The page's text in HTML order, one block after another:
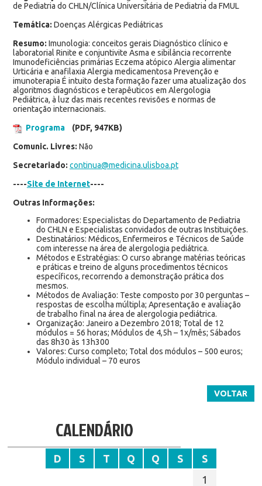
de Pediatria do CHLN/Clínica Universitária de Pediatria da FMUL
Temática: Doenças Alérgicas Pediátricas
Resumo: Imunologia: conceitos gerais Diagnóstico clínico e
laboratorial Rinite e conjuntivite Asma e sibilância recorrente
Imunodeficiências primárias Eczema atópico Alergia alimentar
Urticária e anafilaxia Alergia medicamentosa Prevenção e
imunoterapia É intuito desta formação fazer uma atualização dos
algoritmos diagnósticos e terapêuticos em Alergologia
Pediátrica, à luz das mais recentes revisões e normas de
orientação internacionais.
Programa
(PDF, 947KB)
Comunic. Livres: Não
Secretariado: continua@medicina.ulisboa.pt
----Site de Internet----
Outras Informações:
Formadores: Especialistas do Departamento de Pediatria
do CHLN e Especialistas convidados de outras Instituições.
Destinatários: Médicos, Enfermeiros e Técnicos de Saúde
com interesse na área de alergologia pediátrica.
Métodos e Estratégias: O curso abrange matérias teóricas
e práticas e treino de alguns procedimentos técnicos
específicos, recorrendo a demonstração prática dos
mesmos.
Métodos de Avaliação: Teste composto por 30 perguntas –
respostas de escolha múltipla; Apresentação e avaliação
de trabalho final na área de alergologia pediátrica.
Organização: Janeiro a Dezembro 2018; Total de 12
módulos = 56 horas; Módulos de 4,5h – 1x/mês; Sábados
das 8h30 às 13h300
Valores: Curso completo; Total dos módulos – 500 euros;
Módulo individual – 70 euros
VOLTAR
CALENDÁRIO
D S T Q Q S
S
1